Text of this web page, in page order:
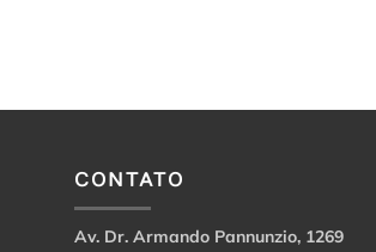
CONTATO
Av. Dr. Armando Pannunzio, 1269